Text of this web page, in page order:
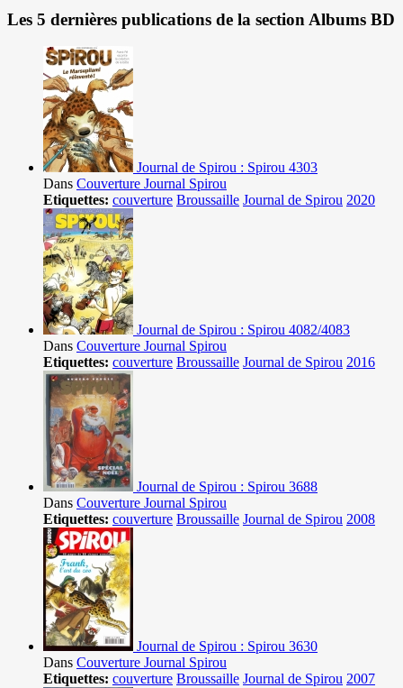
Les 5 dernières publications de la section Albums BD
Journal de Spirou : Spirou 4303
Dans Couverture Journal Spirou
Etiquettes: couverture Broussaille Journal de Spirou 2020
Journal de Spirou : Spirou 4082/4083
Dans Couverture Journal Spirou
Etiquettes: couverture Broussaille Journal de Spirou 2016
Journal de Spirou : Spirou 3688
Dans Couverture Journal Spirou
Etiquettes: couverture Broussaille Journal de Spirou 2008
Journal de Spirou : Spirou 3630
Dans Couverture Journal Spirou
Etiquettes: couverture Broussaille Journal de Spirou 2007